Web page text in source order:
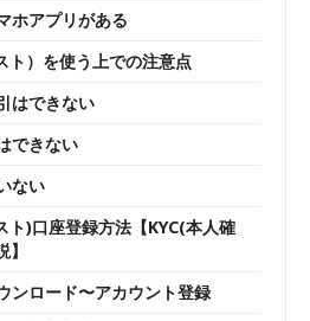
ホアプリがある
）を使う上での注意点
はできない
できない
ない
)口座登録方法【KYC(本人確
ンロード〜アカウント登録